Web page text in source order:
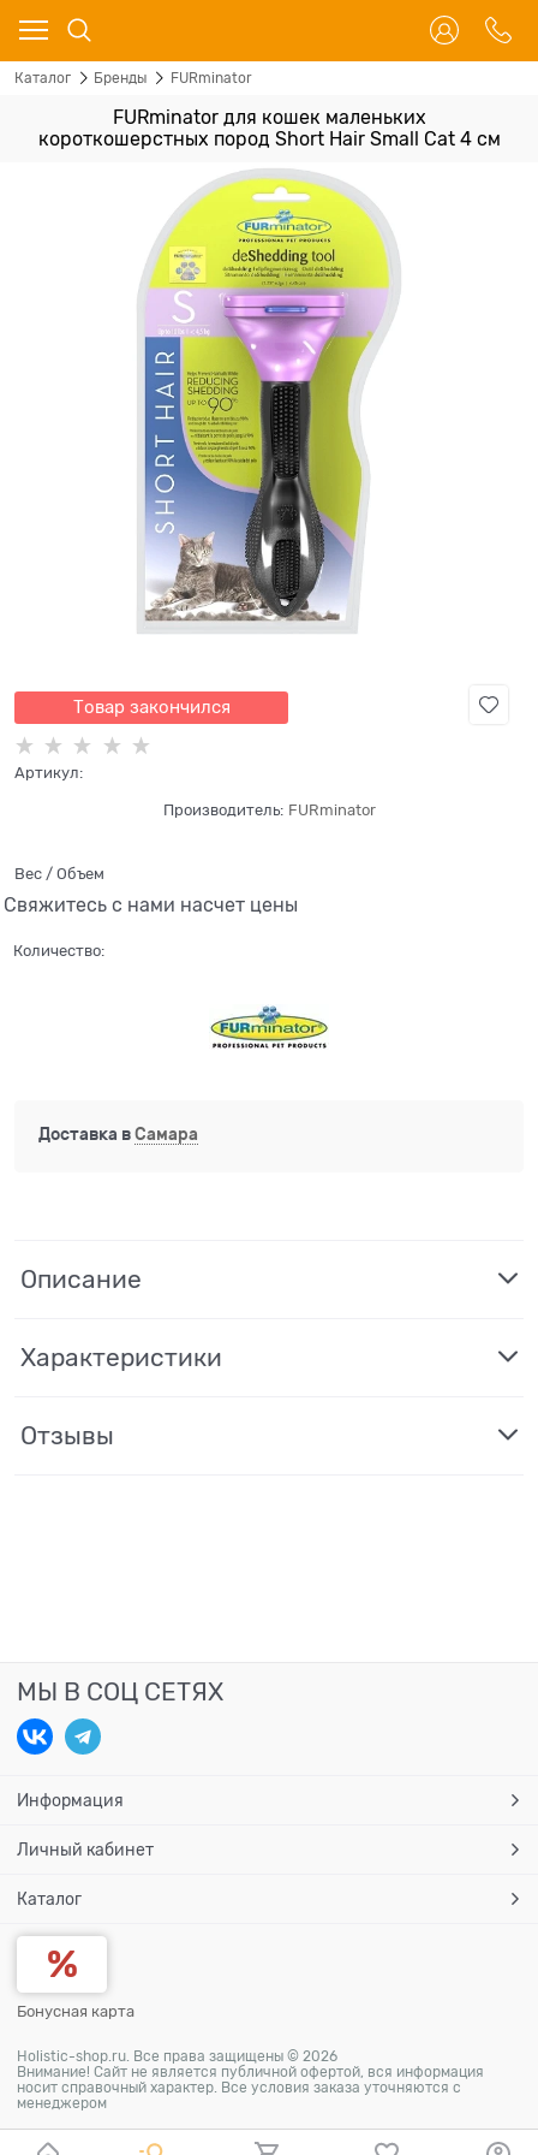
Каталог Бренды FURminator
FURminator для кошек маленьких
короткошерстных пород Short Hair Small Cat 4 см
Товар закончился
Артикул:
Производитель: FURminator
Вес / Объем
Свяжитесь с нами насчет цены
Количество:
Доставка вСамара
Описание
Характеристики
Отзывы
МЫ В СОЦ СЕТЯХ
Информация
Личный кабинет
Каталог
Бонусная карта
Holistic-shop.ru. Все права защищены © 2026
Внимание! Сайт не является публичной офертой, вся информация
носит справочный характер. Все условия заказа уточняются с
менеджером